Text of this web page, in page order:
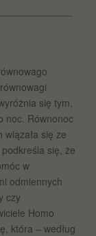
się tym,
noc. Równonoc
się ze
się, że
w
odmiennych
czy
Homo
która – według